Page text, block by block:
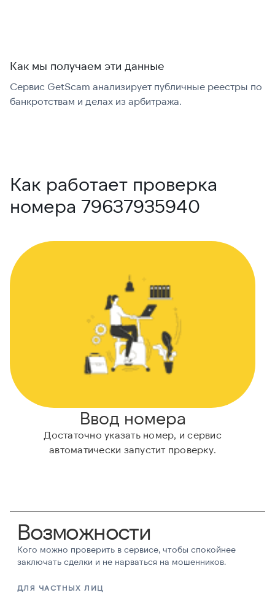
Как мы получаем эти данные
Сервис GetScam анализирует публичные реестры по
банкротствам и делах из арбитража.
Как работает проверка
номера 79637935940
Ввод номера
Достаточно указать номер, и сервис
автоматически запустит проверку.
Возможности
Кого можно проверить в сервисе, чтобы спокойнее
заключать сделки и не нарваться на мошенников.
ДЛЯ ЧАСТНЫХ ЛИЦ